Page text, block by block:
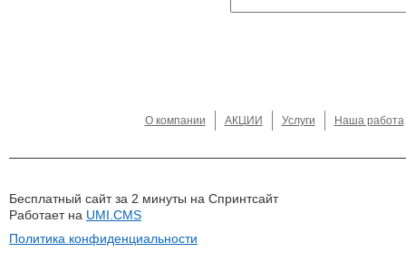
О компании АКЦИИ Услуги Наша работа
Бесплатный сайт за 2 минуты на Спринтсайт
Работает на UMI.CMS
Политика конфиденциальности